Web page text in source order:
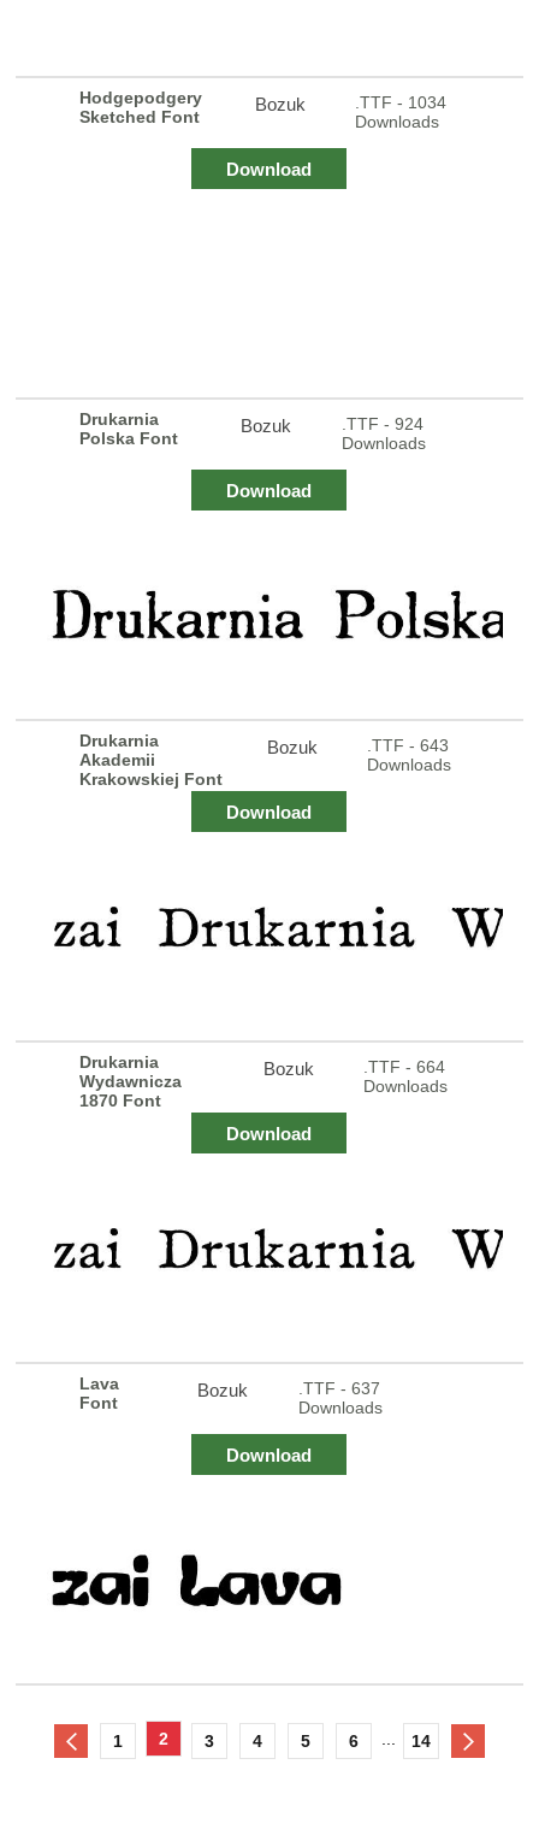
Hodgepodgery
Sketched Font
Bozuk
.TTF - 1034
Downloads
Download
Drukarnia
Polska Font
Bozuk
.TTF - 924
Downloads
Download
Drukarnia
Akademii
Krakowskiej Font
Bozuk
.TTF - 643
Downloads
Download
Drukarnia
Wydawnicza
1870 Font
Bozuk
.TTF - 664
Downloads
Download
Lava
Font
Bozuk
.TTF - 637
Downloads
Download
1 2 3 4 5 6 14